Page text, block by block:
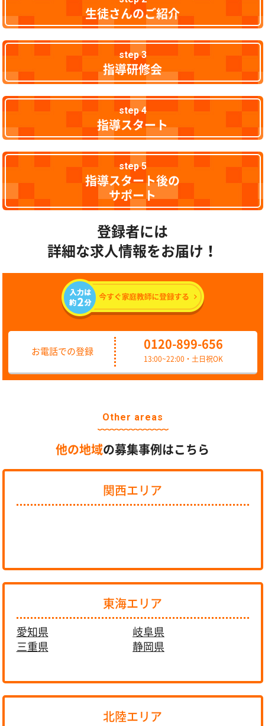
生徒さんのご紹介
step 3
指導研修会
step 4
指導スタート
step 5
指導スタート後の
サポート
登録者には
詳細な求人情報をお届け！
お電話での登録
0120-899-656
13:00~22:00・土日祝OK
Other areas
他の地域の募集事例はこちら
関西エリア
東海エリア
愛知県
岐阜県
三重県
静岡県
北陸エリア